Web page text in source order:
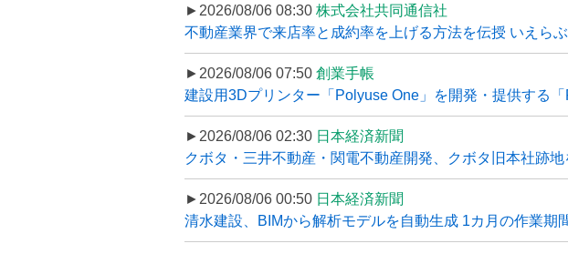
►2026/08/06 08:30 株式会社共同通信社
不動産業界で来店率と成約率を上げる方法を伝授 いえら
►2026/08/06 07:50 創業手帳
建設用3Dプリンター「Polyuse One」を開発・提供する
►2026/08/06 02:30 日本経済新聞
クボタ・三井不動産・関電不動産開発、クボタ旧本社跡地
►2026/08/06 00:50 日本経済新聞
清水建設、BIMから解析モデルを自動生成 1カ月の作業期